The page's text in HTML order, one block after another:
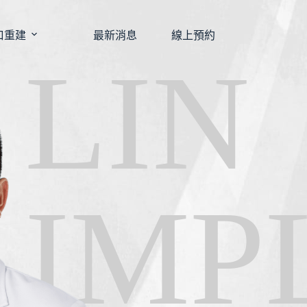
重建 最新消息 線上預約
LIN